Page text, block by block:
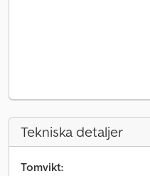
Tekniska detaljer
Tomvikt: